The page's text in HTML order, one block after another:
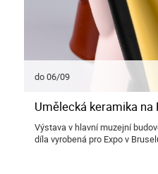
do 06/09
Umělecká keramika
Výstava v hlavní muzejní
díla vyrobená pro Expo v